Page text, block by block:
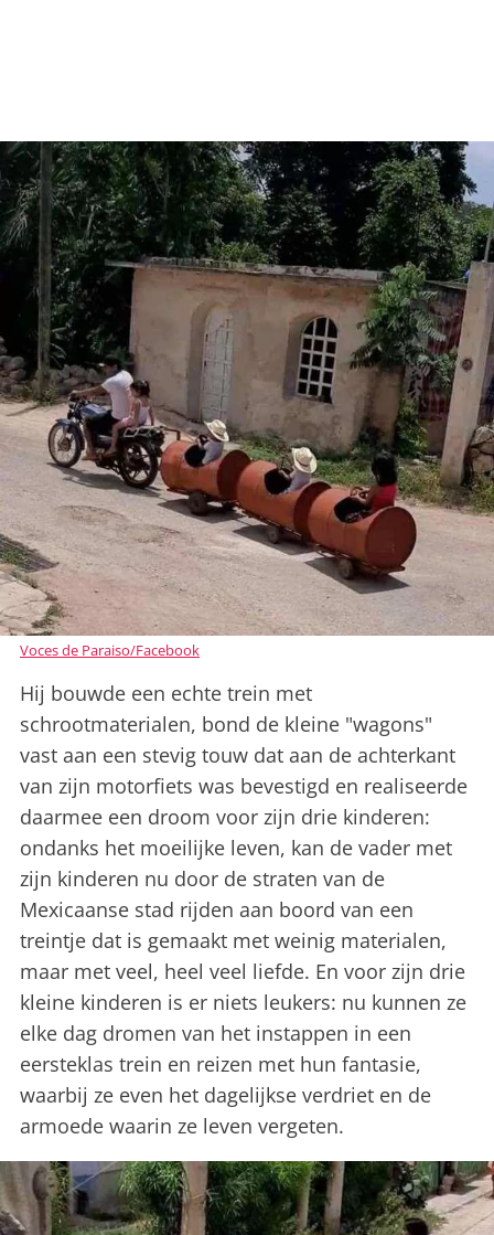
Voces de Paraiso/Facebook
Hij bouwde een echte trein met
schrootmaterialen, bond de kleine "wagons"
vast aan een stevig touw dat aan de achterkant
van zijn motorfiets was bevestigd en realiseerde
daarmee een droom voor zijn drie kinderen:
ondanks het moeilijke leven, kan de vader met
zijn kinderen nu door de straten van de
Mexicaanse stad rijden aan boord van een
treintje dat is gemaakt met weinig materialen,
maar met veel, heel veel liefde. En voor zijn drie
kleine kinderen is er niets leukers: nu kunnen ze
elke dag dromen van het instappen in een
eersteklas trein en reizen met hun fantasie,
waarbij ze even het dagelijkse verdriet en de
armoede waarin ze leven vergeten.